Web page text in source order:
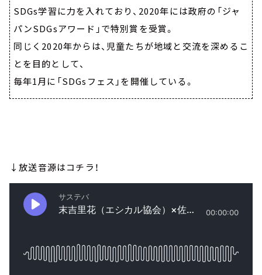
SDGs学習に力を入れており、2020年には政府の「ジャ
パンSDGsアワード」で特別賞を受賞。
同じく2020年からは、児童たちが地域と交流を深めるこ
とを目的として、
毎年1月に「SDGsフェス」を開催している。
↓放送音源はコチラ！